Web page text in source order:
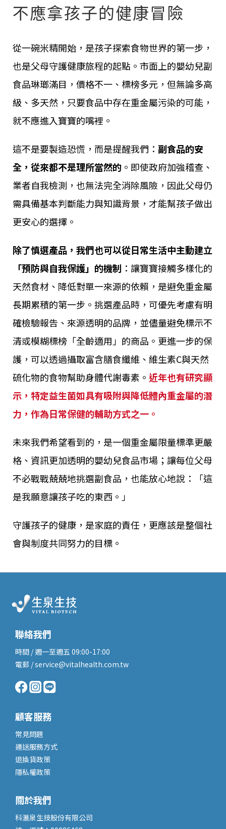
不應拿孩子的健康冒險
從一碗米精開始，是孩子探索食物世界的第一步，
也是父母守護健康旅程的起點。市面上的嬰幼兒副
食品琳瑯滿目，價格不一、標榜多元，但無論多高
級、多天然，只要食品中存在重金屬污染的可能，
就不應進入寶寶的嘴裡。
這不是要製造恐慌，而是提醒我們： 副食品的安
全，從來都不是理所當然的 。即使政府加強稽查、
業者自我檢測，也無法完全消除風險，因此父母仍
需具備基本判斷能力與知識背景，才能幫孩子做出
更安心的選擇。
除了慎選產品，我們也可以從日常生活中主動建立
「預防與自我保護」的機制 ：讓寶寶接觸多樣化的
天然食材、降低對單一來源的依賴，是避免重金屬
長期累積的第一步。挑選產品時，可優先考慮有明
確檢驗報告、來源透明的品牌，並儘量避免標示不
清或模糊標榜「全齡適用」的商品。更進一步的保
護，可以透過攝取富含膳食纖維、維生素C與天然
硫化物的食物幫助身體代謝毒素。 近年也有研究顯
示，特定益生菌如具有吸附與降低體內重金屬的潛
力，作為日常保健的輔助方式之一。
未來我們希望看到的，是一個重金屬限量標準更嚴
格、資訊更加透明的嬰幼兒食品市場；讓每位父母
不必戰戰兢兢地挑選副食品，也能放心地說：「這
是我願意讓孩子吃的東西。」
守護孩子的健康，是家庭的責任，更應該是整個社
會與制度共同努力的目標。
聯絡我們
時間 / 週一至週五 09:00-17:00
電郵 / service@vitalhealth.com.tw
顧客服務
常見問題
運送服務方式
退換貨政策
隱私權政策
關於我們
科滙泉生技股份有限公司